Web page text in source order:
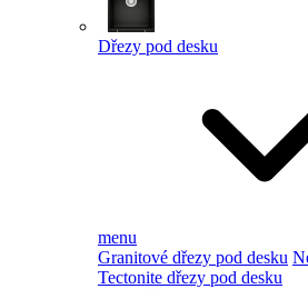
Dřezy pod desku
menu
Granitové dřezy pod desku
Tectonite dřezy pod desku